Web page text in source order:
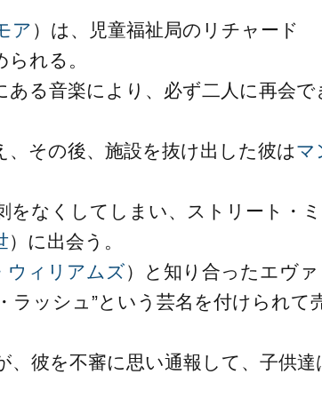
ア ）は、児童福祉局のリチャード
れる。
る音楽により、必ず二人に再会で
その後、施設を抜け出した彼はマ
なくしてしまい、ストリート・ミ
）に出会う。
ウィリアムズ）と知り合ったエヴァ
ラッシュ”という芸名を付けられて
彼を不審に思い通報して、子供達